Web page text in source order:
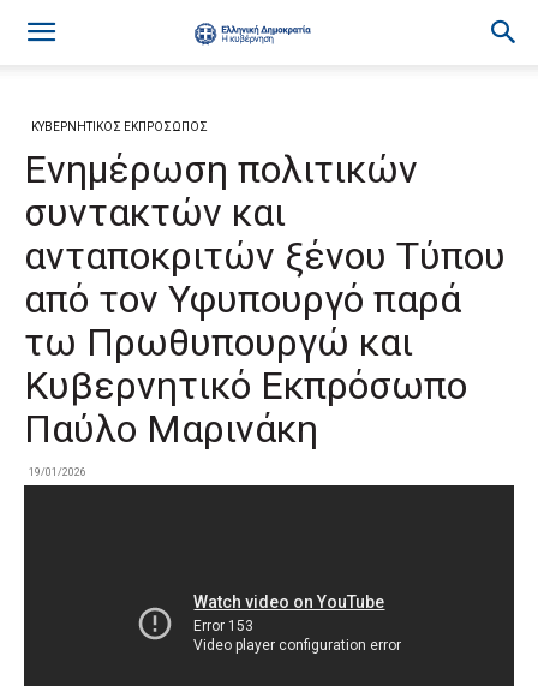
ΚΥΒΕΡΝΗΤΙΚΟΣ ΕΚΠΡΟΣΩΠΟΣ
Ενημέρωση πολιτικών
συντακτών και
ανταποκριτών ξένου Τύπου
από τον Υφυπουργό παρά
τω Πρωθυπουργώ και
Κυβερνητικό Εκπρόσωπο
Παύλο Μαρινάκη
19/01/2026